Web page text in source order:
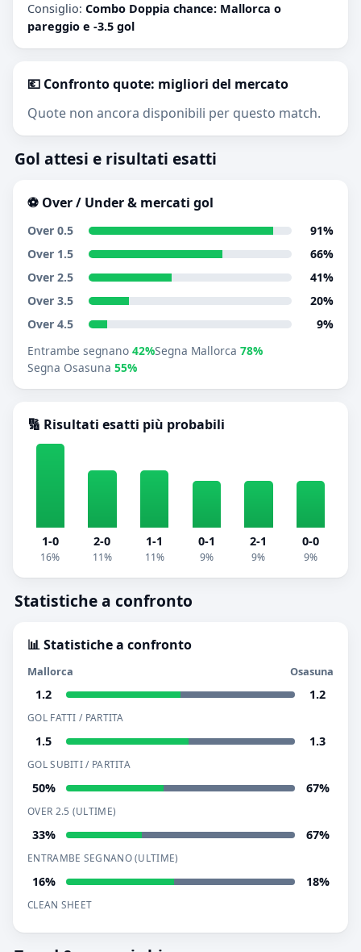
Consiglio: Combo Doppia chance: Mallorca o
pareggio e -3.5 gol
💶 Confronto quote: migliori del mercato
Quote non ancora disponibili per questo match.
Gol attesi e risultati esatti
⚽ Over / Under & mercati gol
Over 0.5
91%
Over 1.5
66%
Over 2.5
41%
Over 3.5
20%
Over 4.5
9%
Entrambe segnano 42%Segna Mallorca 78%
Segna Osasuna 55%
🔢 Risultati esatti più probabili
1-0
16%
2-0
11%
1-1
11%
0-1
9%
2-1
9%
0-0
9%
Statistiche a confronto
📊 Statistiche a confronto
Mallorca Osasuna
1.2 1.2
GOL FATTI / PARTITA
1.5 1.3
GOL SUBITI / PARTITA
50% 67%
OVER 2.5 (ULTIME)
33% 67%
ENTRAMBE SEGNANO (ULTIME)
16% 18%
CLEAN SHEET